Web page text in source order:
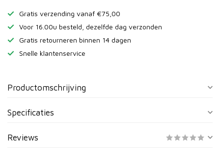
Gratis verzending vanaf €75,00
Voor 16.00u besteld, dezelfde dag verzonden
Gratis retourneren binnen 14 dagen
Snelle klantenservice
Productomschrijving
Specificaties
Reviews